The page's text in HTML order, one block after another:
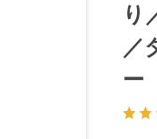
り
／
ー